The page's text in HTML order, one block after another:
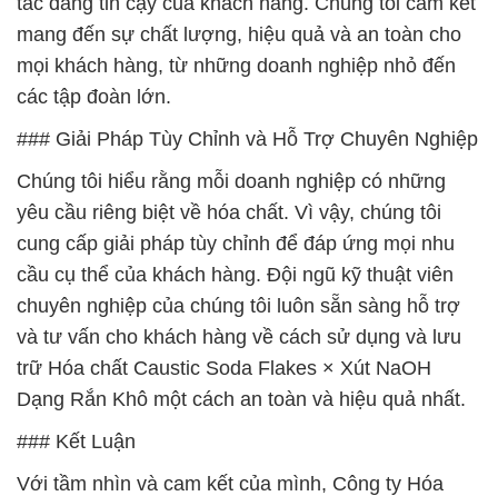
mang đến sự chất lượng, hiệu quả và an toàn cho
mọi khách hàng, từ những doanh nghiệp nhỏ đến
các tập đoàn lớn.
### Giải Pháp Tùy Chỉnh và Hỗ Trợ Chuyên Nghiệp
Chúng tôi hiểu rằng mỗi doanh nghiệp có những
yêu cầu riêng biệt về hóa chất. Vì vậy, chúng tôi
cung cấp giải pháp tùy chỉnh để đáp ứng mọi nhu
cầu cụ thể của khách hàng. Đội ngũ kỹ thuật viên
chuyên nghiệp của chúng tôi luôn sẵn sàng hỗ trợ
và tư vấn cho khách hàng về cách sử dụng và lưu
trữ Hóa chất Caustic Soda Flakes × Xút NaOH
Dạng Rắn Khô một cách an toàn và hiệu quả nhất.
### Kết Luận
Với tầm nhìn và cam kết của mình, Công ty Hóa